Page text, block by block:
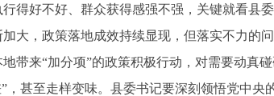
得好不好、群众获得感强不强，关键就看县
加大，政策落地成效持续显现，但落实不力的
带来“加分项”的政策积极行动，对需要动真
”，甚至走样变味。县委书记要深刻领悟党中